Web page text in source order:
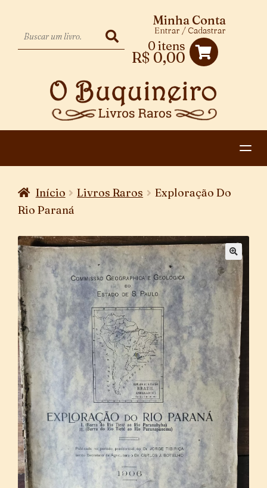
0 itens
R$ 0,00
Minha Conta
Entrar / Cadastrar
CONTATO
Início Livros Raros
Exploração Do
Rio Paraná